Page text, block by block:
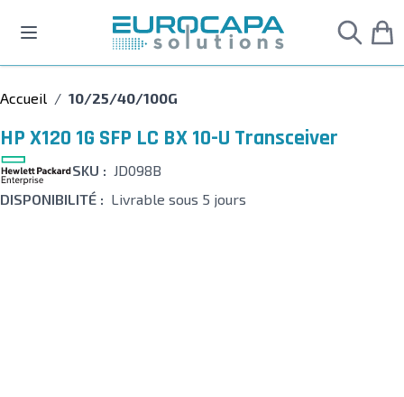
Accueil / 10/25/40/100G
HP X120 1G SFP LC BX 10-U Transceiver
SKU : JD098B
DISPONIBILITÉ : Livrable sous 5 jours